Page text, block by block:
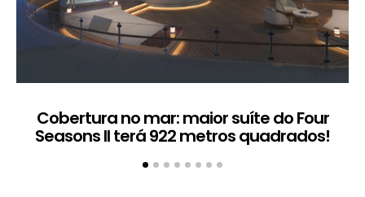
Cobertura no mar: maior suíte do Four
Seasons II terá 922 metros quadrados!